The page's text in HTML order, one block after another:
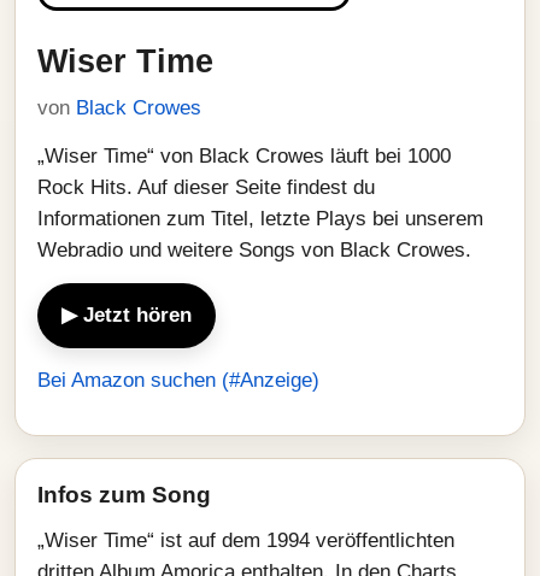
Wiser Time
von Black Crowes
„Wiser Time“ von Black Crowes läuft bei 1000
Rock Hits. Auf dieser Seite findest du
Informationen zum Titel, letzte Plays bei unserem
Webradio und weitere Songs von Black Crowes.
▶ Jetzt hören
Bei Amazon suchen (#Anzeige)
Infos zum Song
„Wiser Time“ ist auf dem 1994 veröffentlichten